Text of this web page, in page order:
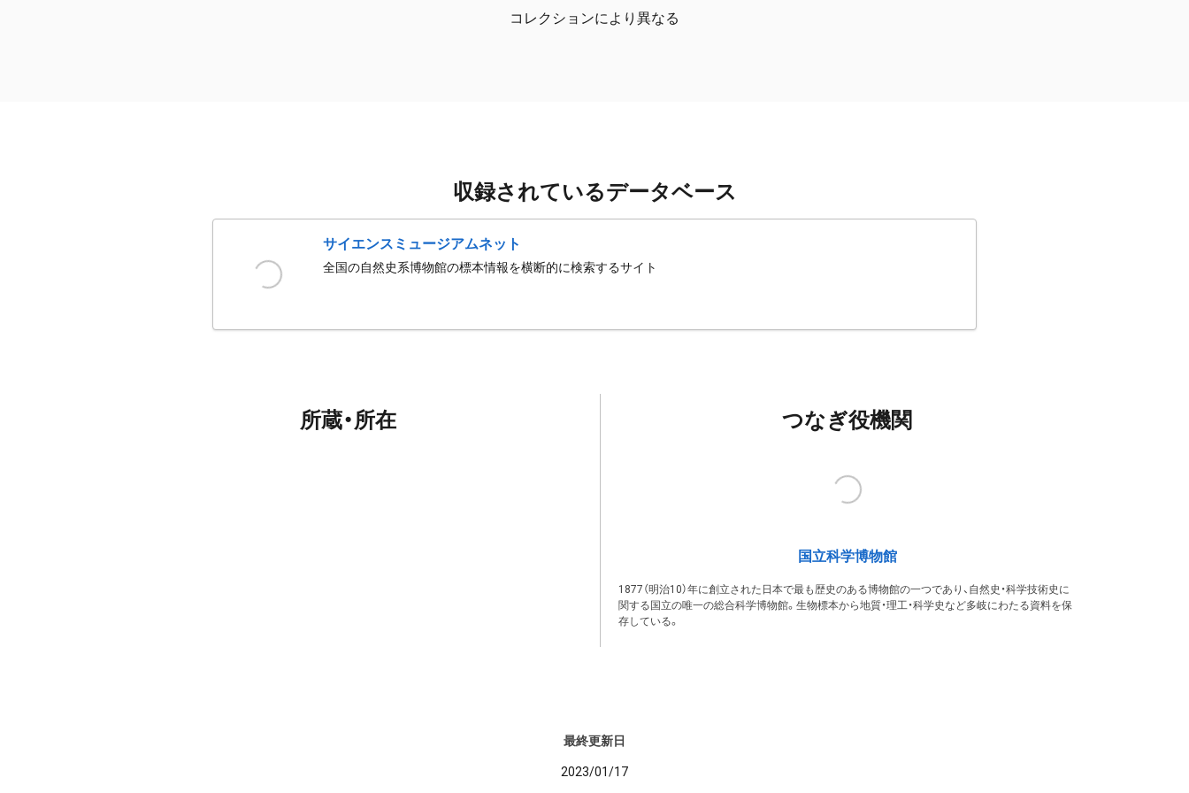
コレクションにより異なる
収録されているデータベース
サイエンスミュージアムネット
全国の自然史系博物館の標本情報を横断的に検索するサイト
所蔵・所在 つなぎ役機関
国立科学博物館
1877（明治10）年に創立された日本で最も歴史のある博物館の一つであり、自然史・科学技術史に
関する国立の唯一の総合科学博物館。生物標本から地質・理工・科学史など多岐にわたる資料を保
存している。
最終更新日
2023/01/17